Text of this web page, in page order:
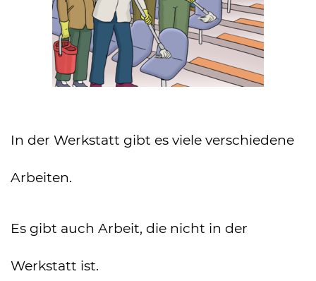
In der Werkstatt gibt es viele verschiedene
Arbeiten.
Es gibt auch Arbeit, die nicht in der
Werkstatt ist.